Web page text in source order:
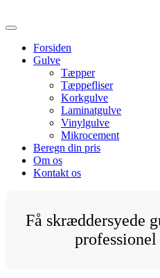
Forsiden
Gulve
Tæpper
Tæppefliser
Korkgulve
Laminatgulve
Vinylgulve
Mikrocement
Beregn din pris
Om os
Kontakt os
Få skræddersyede